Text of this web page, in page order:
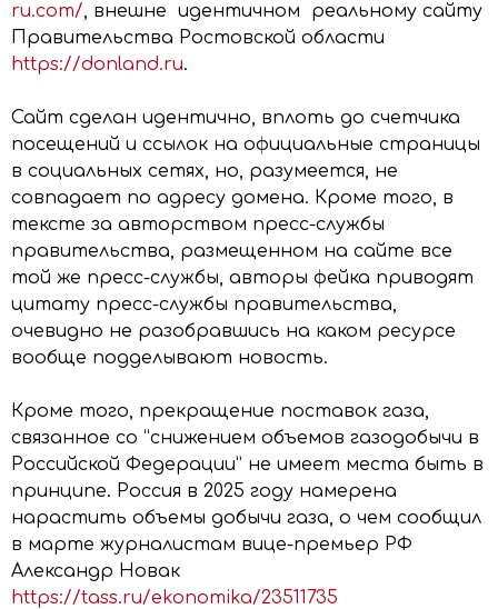
ru.com/, внешне идентичном реальному сайту
Правительства Ростовской области
https://donland.ru.
Сайт сделан идентично, вплоть до счетчика
посещений и ссылок на официальные страницы
в социальных сетях, но, разумеется, не
совпадает по адресу домена. Кроме того, в
тексте за авторством пресс-службы
правительства, размещенном на сайте все
той же пресс-службы, авторы фейка приводят
цитату пресс-службы правительства,
очевидно не разобравшись на каком ресурсе
вообще подделывают новость.
Кроме того, прекращение поставок газа,
связанное со “снижением объемов газодобычи в
Российской Федерации” не имеет места быть в
принципе. Россия в 2025 году намерена
нарастить объемы добычи газа, о чем сообщил
в марте журналистам вице-премьер РФ
Александр Новак
https://tass.ru/ekonomika/23511735